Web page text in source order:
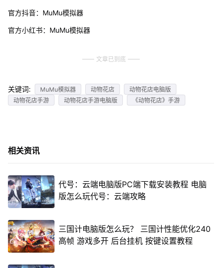
官方抖音：MuMu模拟器
官方小红书：MuMu模拟器
文章已到底
关键词: MuMu模拟器 动物花店
动物花店电脑版
动物花店手游
动物花店手游电脑版 《动物花店》手游
相关资讯
代号：云端电脑版PC端下载安装教程 电脑
版怎么玩代号：云端攻略
三国计电脑版怎么玩？ 三国计性能优化240
高帧 游戏多开 后台挂机 按键设置教程